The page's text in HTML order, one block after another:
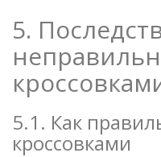
5.
5.1. Как
кроссовками